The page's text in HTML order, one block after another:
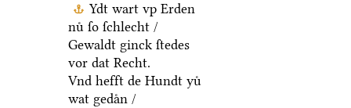
Ydt wart vp Erden
nuͤ ſo ſchlecht /
Gewaldt ginck ſtedes
vor dat Recht.
Vnd hefft de Hundt yuͤ
wat gedaͤn /